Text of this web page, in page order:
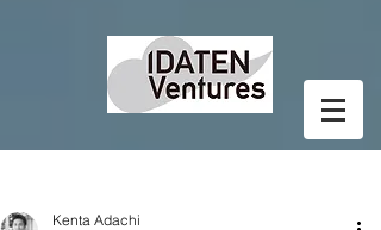
Kenta Adachi